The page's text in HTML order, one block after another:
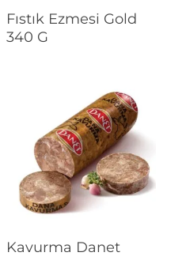
Devamını Oku
Fıstık Ezmesi Gold
340 G
Devamını Oku
Kavurma Danet